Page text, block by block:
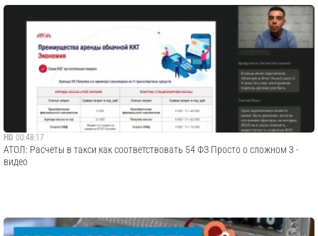
HD 00:48:17
АТОЛ: Расчеты в такси как соответствовать 54 ФЗ Просто о сложном 3 -
видео